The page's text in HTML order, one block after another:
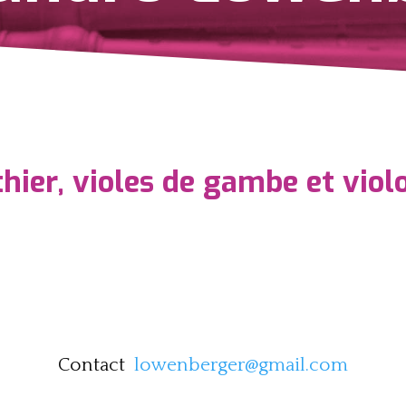
violes de gambe et
Contact lowenberger@gmail.com